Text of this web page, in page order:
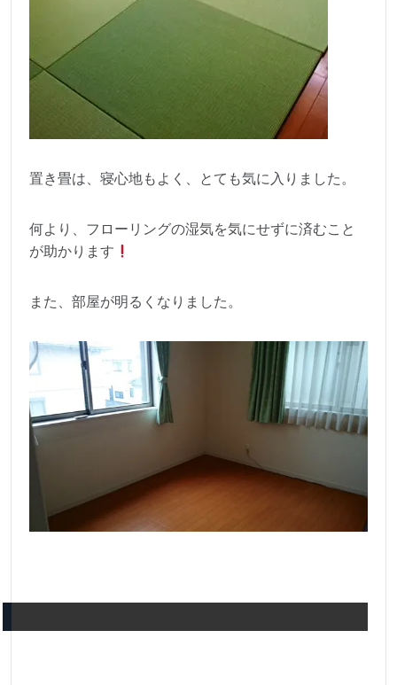
置き畳は、寝心地もよく、とても気に入りました。
何より、フローリングの湿気を気にせずに済むこと
が助かります
また、部屋が明るくなりました。